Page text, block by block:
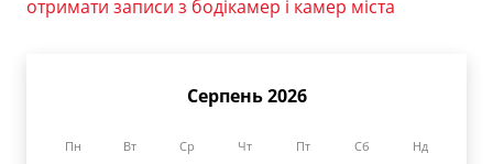
отримати записи з бодікамер і камер міста
Серпень 2026
Пн Вт Ср Чт Пт Сб Нд